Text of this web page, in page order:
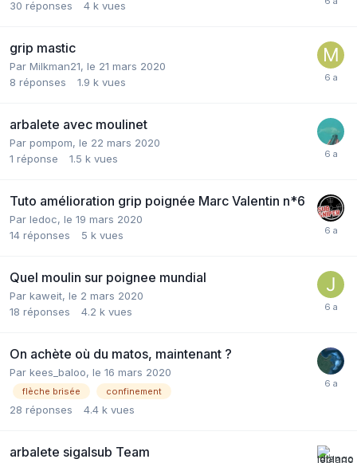
30 réponses 4 k vues
grip mastic
Par Milkman21, le 21 mars 2020
8 réponses 1.9 k vues
arbalete avec moulinet
Par pompom, le 22 mars 2020
1 réponse 1.5 k vues
Tuto amélioration grip poignée Marc Valentin n*6
Par ledoc, le 19 mars 2020
14 réponses 5 k vues
Quel moulin sur poignee mundial
Par kaweit, le 2 mars 2020
18 réponses 4.2 k vues
On achète où du matos, maintenant ?
Par kees_baloo, le 16 mars 2020
flèche brisée confinement
28 réponses 4.4 k vues
arbalete sigalsub Team